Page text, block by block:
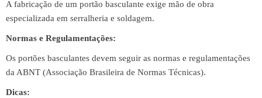
A fabricação de um portão basculante exige mão de obra
especializada em serralheria e soldagem.
Normas e Regulamentações:
Os portões basculantes devem seguir as normas e regulamentações
da ABNT (Associação Brasileira de Normas Técnicas).
Dicas: